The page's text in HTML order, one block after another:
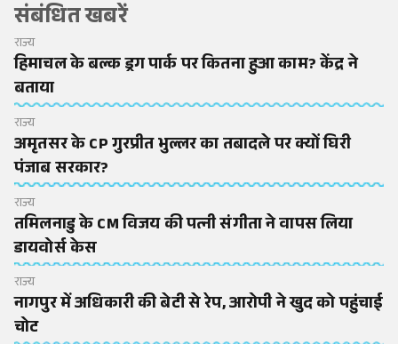
संबंधित खबरें
राज्य
हिमाचल के बल्क ड्रग पार्क पर कितना हुआ काम? केंद्र ने
बताया
राज्य
अमृतसर के CP गुरप्रीत भुल्लर का तबादले पर क्यों घिरी
पंजाब सरकार?
राज्य
तमिलनाडु के CM विजय की पत्नी संगीता ने वापस लिया
डायवोर्स केस
राज्य
नागपुर में अधिकारी की बेटी से रेप, आरोपी ने खुद को पहुंचाई
चोट